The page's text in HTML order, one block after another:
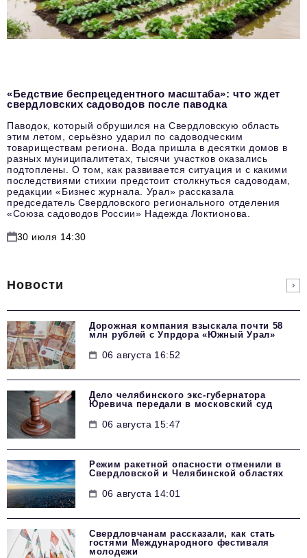
«Бедствие беспрецедентного масштаба»: что ждет
свердловских садоводов после паводка
Паводок, который обрушился на Свердловскую область
этим летом, серьёзно ударил по садоводческим
товариществам региона. Вода пришла в десятки домов в
разных муниципалитетах, тысячи участков оказались
подтоплены. О том, как развивается ситуация и с какими
последствиями стихии предстоит столкнуться садоводам,
редакции «Бизнес журнала. Урал» рассказала
председатель Свердловского регионального отделения
«Союза садоводов России» Надежда Локтионова.
30 июля 14:30
Новости
Дорожная компания взыскала почти 58
млн рублей с Упрдора «Южный Урал»
06 августа 16:52
Дело челябинского экс-губернатора
Юревича передали в московский суд
06 августа 15:47
Режим ракетной опасности отменили в
Свердловской и Челябинской областях
06 августа 14:01
Свердловчанам рассказали, как стать
гостями Международного фестиваля
молодежи